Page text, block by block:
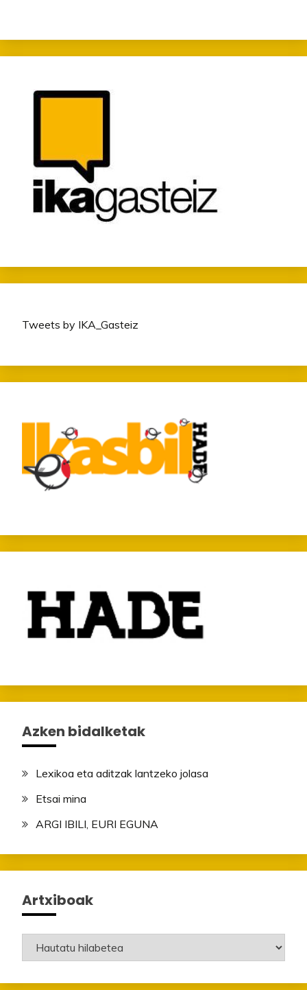
Tweets by IKA_Gasteiz
Azken bidalketak
Lexikoa eta aditzak lantzeko jolasa
Etsai mina
ARGI IBILI, EURI EGUNA
Artxiboak
Artxiboak